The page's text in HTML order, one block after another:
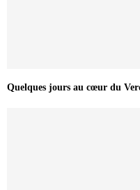
Quelques jours au cœur du